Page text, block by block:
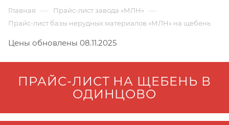
Главная — Прайс-лист завода «МЛН» —
Прайс-лист базы нерудных материалов «МЛН» на щебень
Цены обновлены 08.11.2025
ПРАЙС-ЛИСТ НА ЩЕБЕНЬ В
ОДИНЦОВО